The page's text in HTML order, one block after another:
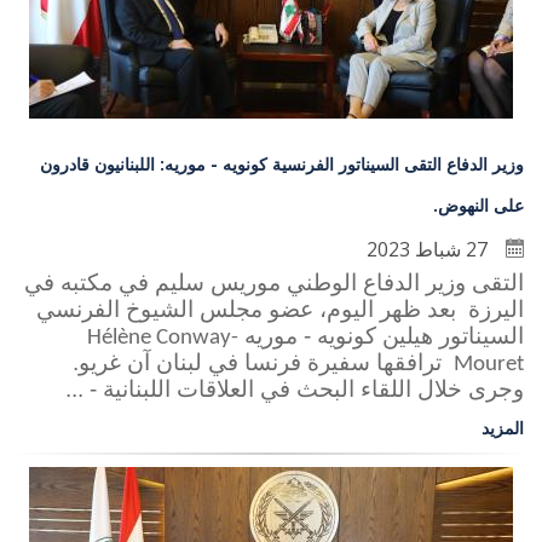
وزير الدفاع التقى السيناتور الفرنسية كونويه - موريه: اللبنانيون قادرون
على النهوض.
التقى وزير الدفاع الوطني موريس سليم في مكتبه في
اليرزة بعد ظهر اليوم، عضو مجلس الشيوخ الفرنسي
السيناتور هيلين كونويه - موريه Hélène Conway-
Mouret ترافقها سفيرة فرنسا في لبنان آن غريو.
وجرى خلال اللقاء البحث في العلاقات اللبنانية - ...
المزيد